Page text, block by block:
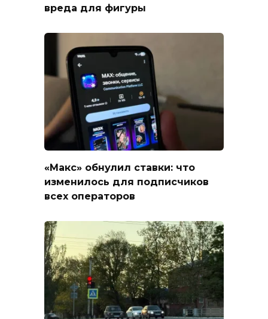
вреда для фигуры
«Макс» обнулил ставки: что
изменилось для подписчиков
всех операторов